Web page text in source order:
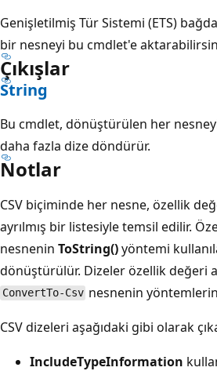
Genişletilmiş Tür Sistemi (ETS)
bir nesneyi bu cmdlet'e
Çıkışlar
String
Bu cmdlet, dönüştürülen her
daha fazla dize döndürür.
Notlar
CSV biçiminde her nesne, özellik
ayrılmış bir listesiyle temsil edilir.
nesnenin ToString()yöntemi
dönüştürülür. Dizeler özellik değeri
ConvertTo-Csv nesnenin
CSV dizeleri aşağıdaki gibi olarak
IncludeTypeInformation